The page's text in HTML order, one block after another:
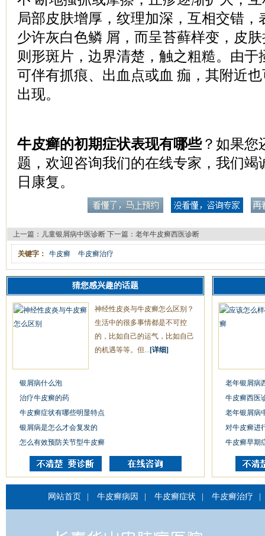
局部皮肤增厚，纹理加深，互相交错，
少许灰白色鳞 屑，而呈苔藓样变，皮
则形斑片，边界清楚，触之粗糙。由于
可伴有抓痕、出血点或血 痂，其附近
出现。
牛皮癣的初期症状表现有哪些？如果您
题，欢迎咨询我们的在线专家，我们竭
日康复。
上一篇： 儿童银屑病中医诊断 下一篇： 老年牛皮癣西医诊断
关键字： 牛皮癣 牛皮癣治疗
猜您感兴趣的话题
神经性皮炎与牛皮癣怎么区别？
生活中的很多事情都是不可控
的，比如自己的运气，比如自己
的机遇等等。但... [详细]
银屑病什么泡
治疗牛皮癣的药
牛皮癣症状有哪些明显特点
银屑病是怎么才会复发的
怎么有效预防关节型牛皮癣
老年银屑病
牛皮癣西医
老年银屑病
对牛皮癣进
牛皮癣早期
网站首页 牛皮癣病因 牛皮癣症状 牛皮癣治疗